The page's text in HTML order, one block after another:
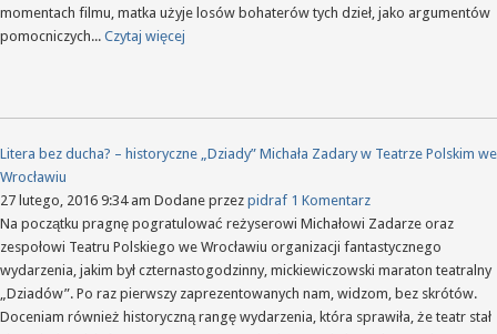
momentach filmu, matka użyje losów bohaterów tych dzieł, jako argumentów
pomocniczych... Czytaj więcej
Litera bez ducha? – historyczne „Dziady” Michała Zadary w Teatrze Polskim we
Wrocławiu
27 lutego, 2016 9:34 am Dodane przez pidraf 1 Komentarz
Na początku pragnę pogratulować reżyserowi Michałowi Zadarze oraz
zespołowi Teatru Polskiego we Wrocławiu organizacji fantastycznego
wydarzenia, jakim był czternastogodzinny, mickiewiczowski maraton teatralny
„Dziadów”. Po raz pierwszy zaprezentowanych nam, widzom, bez skrótów.
Doceniam również historyczną rangę wydarzenia, która sprawiła, że teatr stał